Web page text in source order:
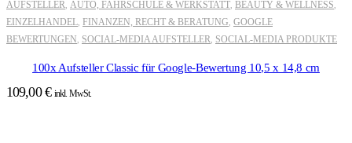
AUFSTELLER AUTO, FAHRSCHULE & WERKSTATT BEAUTY & WELLNESS
EINZELHANDEL FINANZEN, RECHT & BERATUNG GOOGLE
BEWERTUNGEN SOCIAL-MEDIA AUFSTELLER SOCIAL-MEDIA PRODUKTE
100x Aufsteller Classic für Google-Bewertung 10,5 x 14,8 cm
109,00€ inkl. MwSt.